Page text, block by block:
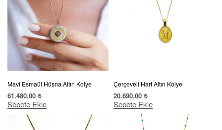
Mavi Esmaül Hüsna Altın Kolye
61.480,00 ₺
Sepete Ekle
Çerçeveli Harf Altın Kolye
20.690,00 ₺
Sepete Ekle